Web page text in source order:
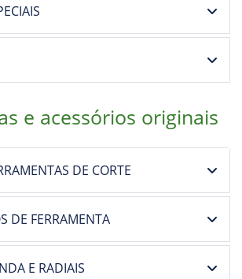
e acessórios originais
DE CORTE
DE FERRAMENTA
E RADIAIS